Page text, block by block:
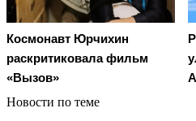
Космонавт Юрчихин
раскритиковала фильм
«Вызов»
Новости по теме